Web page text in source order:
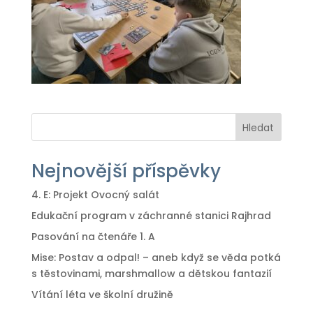
Hledat
Nejnovější příspěvky
4. E: Projekt Ovocný salát
Edukační program v záchranné stanici Rajhrad
Pasování na čtenáře 1. A
Mise: Postav a odpal! – aneb když se věda potká
s těstovinami, marshmallow a dětskou fantazií
Vítání léta ve školní družině